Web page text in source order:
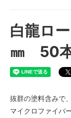
白龍ロ
㎜ 50
抜群の塗料含みで
マイクロファイバ